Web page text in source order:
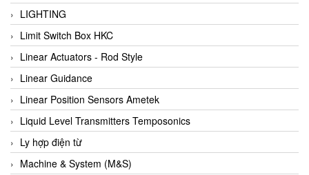
Automatic valve
Aventics
Avproglobal
Axiomtek
AZBIL
B&C Electronics
B&R
Babcok wilcox
LIGHTING
Limit Switch Box HKC
Linear Actuators - Rod Style
Linear Guidance
Linear Position Sensors Ametek
Liquid Level Transmitters Temposonics
Ly hợp điện từ
Machine & System (M&S)